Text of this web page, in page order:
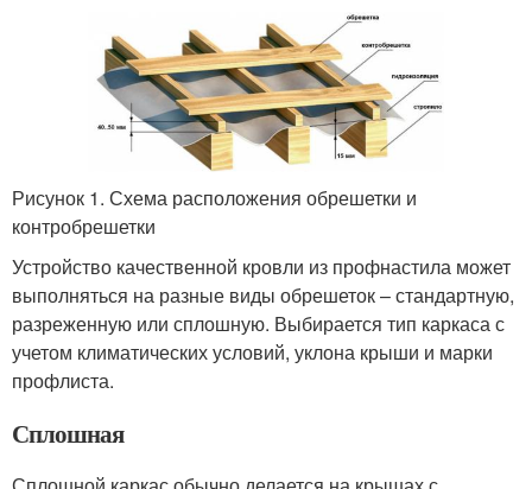
Рисунок 1. Схема расположения обрешетки и
контробрешетки
Устройство качественной кровли из профнастила может
выполняться на разные виды обрешеток – стандартную,
разреженную или сплошную. Выбирается тип каркаса с
учетом климатических условий, уклона крыши и марки
профлиста.
Сплошная